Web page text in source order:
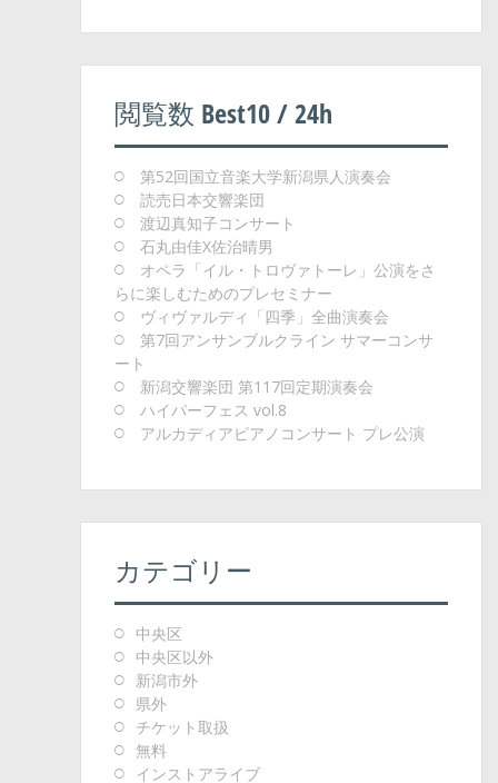
閲覧数 Best10 / 24h
第52回国立音楽大学新潟県人演奏会
読売日本交響楽団
渡辺真知子コンサート
石丸由佳X佐治晴男
オペラ「イル・トロヴァトーレ」公演をさ
らに楽しむためのプレセミナー
ヴィヴァルディ「四季」全曲演奏会
第7回アンサンブルクライン サマーコンサ
ート
新潟交響楽団 第117回定期演奏会
ハイパーフェス vol.8
アルカディアピアノコンサート プレ公演
カテゴリー
中央区
中央区以外
新潟市外
県外
チケット取扱
無料
インストアライブ